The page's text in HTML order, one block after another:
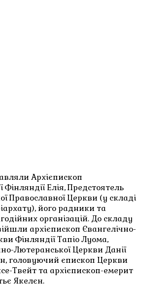
Архієпископ
Фінляндії Елія, Предстоятель
Православної Церкви (у складі
його радники та
організацій. До складу
архієпископ Євангелічно-
Фінляндії Тапіо Луома,
Лютеранської Церкви Данії
головуючий єпископ Церкви
Твейт та архієпископ-емерит
Якелєн.